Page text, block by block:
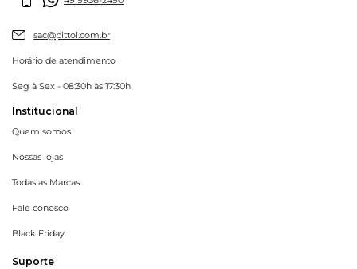
sac@pittol.com.br
Horário de atendimento
Seg à Sex - 08:30h às 17:30h
Institucional
Quem somos
Nossas lojas
Todas as Marcas
Fale conosco
Black Friday
Suporte